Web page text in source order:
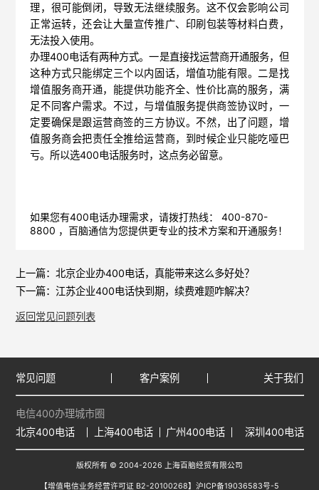
理，很可能倒闭，导致无法继续服务。这不仅会影响公司
正常运转，还会让大量宣传推广、印刷包装等材料白费，
无法投入使用。
办理400电话有两种方式。一是直接找运营商开通服务，但
这种方式只能绑定三个以内固话，增值功能有限。二是找
增值服务商开通，能提供功能齐全、性价比高的服务，满
足不同客户需求。不过，与增值服务提供商签协议时，一
定要确保是跟运营商签的三方协议。不然，出了问题，增
值服务商会把责任全推给运营商，到时候企业只能吃哑巴
亏。所以选400电话服务时，这点务必留意。
如果您有400电话办理需求，请拨打热线： 400-870-
8800 ，百脑通信为您提供更专业的技术方案和开通服务！
上一篇： 北京企业办400电话，真能带来这么多好处？
下一篇： 江苏企业400电话快到期，续费难题咋解决？
返回常见问题列表
常见问题 客户案例 关于我们
电信400办理城市圈
北京400电话
上海400电话 广州400电话 深圳400电话
版权所有 © 2004-2026 上海百脑经贸有限公司
【增值电信业务经营许可证 B2-20100268】 沪ICP备19036583号-5